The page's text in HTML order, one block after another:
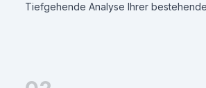
Tiefgehende Analyse Ihrer